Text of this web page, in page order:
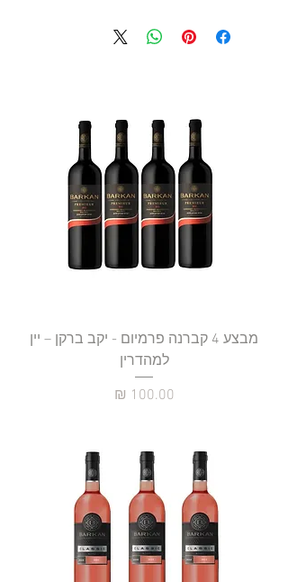
מבצע 4 קברנה פרמיום - יקב ברקן – יין
למהדרין
מחיר